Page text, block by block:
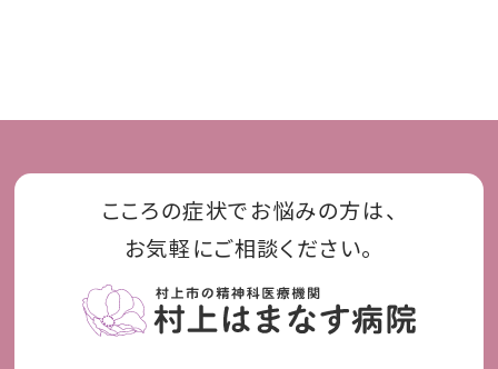
こころの症状でお悩みの方は、
お気軽にご相談ください。